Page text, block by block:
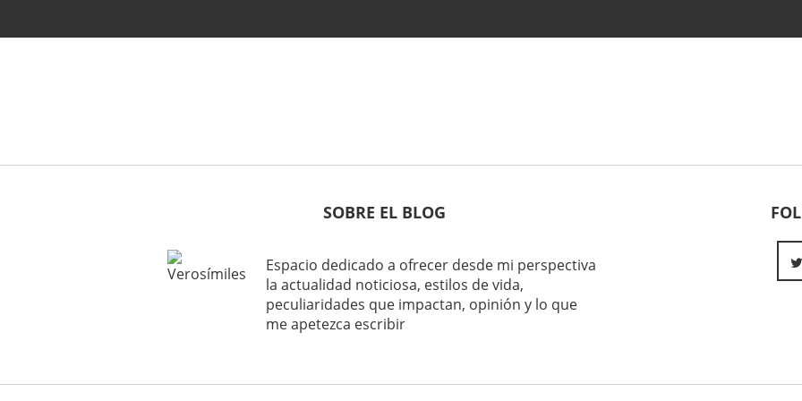
SOBRE EL BLOG
Espacio dedicado a ofrecer desde mi perspectiva
la actualidad noticiosa, estilos de vida,
peculiaridades que impactan, opinión y lo que
me apetezca escribir